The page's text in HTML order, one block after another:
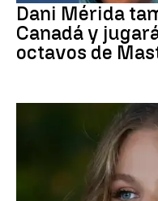
Dani Mérida
Canadá y
octavos de